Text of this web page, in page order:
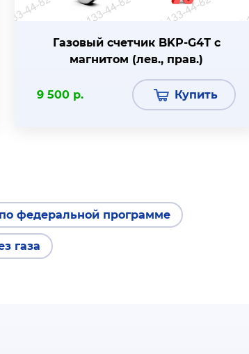
Газовый счетчик BKР-G4Т с
магнитом (лев., прав.)
9 500 р. Купить
федеральной программе
газа